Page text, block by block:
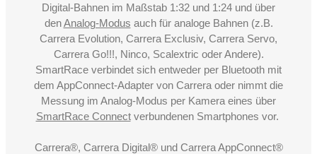
Digital-Bahnen im Maßstab 1:32 und 1:24 und über
denAnalog-Modus auch für analoge Bahnen (z.B.
Carrera Evolution, Carrera Exclusiv, Carrera Servo,
Carrera Go!!!, Ninco, Scalextric oder Andere).
SmartRace verbindet sich entweder per Bluetooth mit
dem AppConnect-Adapter von Carrera oder nimmt die
Messung im Analog-Modus per Kamera eines über
SmartRace Connectverbundenen Smartphones vor.
Carrera®, Carrera Digital® und Carrera AppConnect®